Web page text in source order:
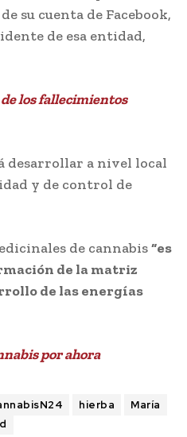
su cuenta de Facebook,
de esa entidad,
los fallecimientos
desarrollar a nivel local
y de control de
de cannabis“es
de la matriz
de las energías
por ahora
hierba
María